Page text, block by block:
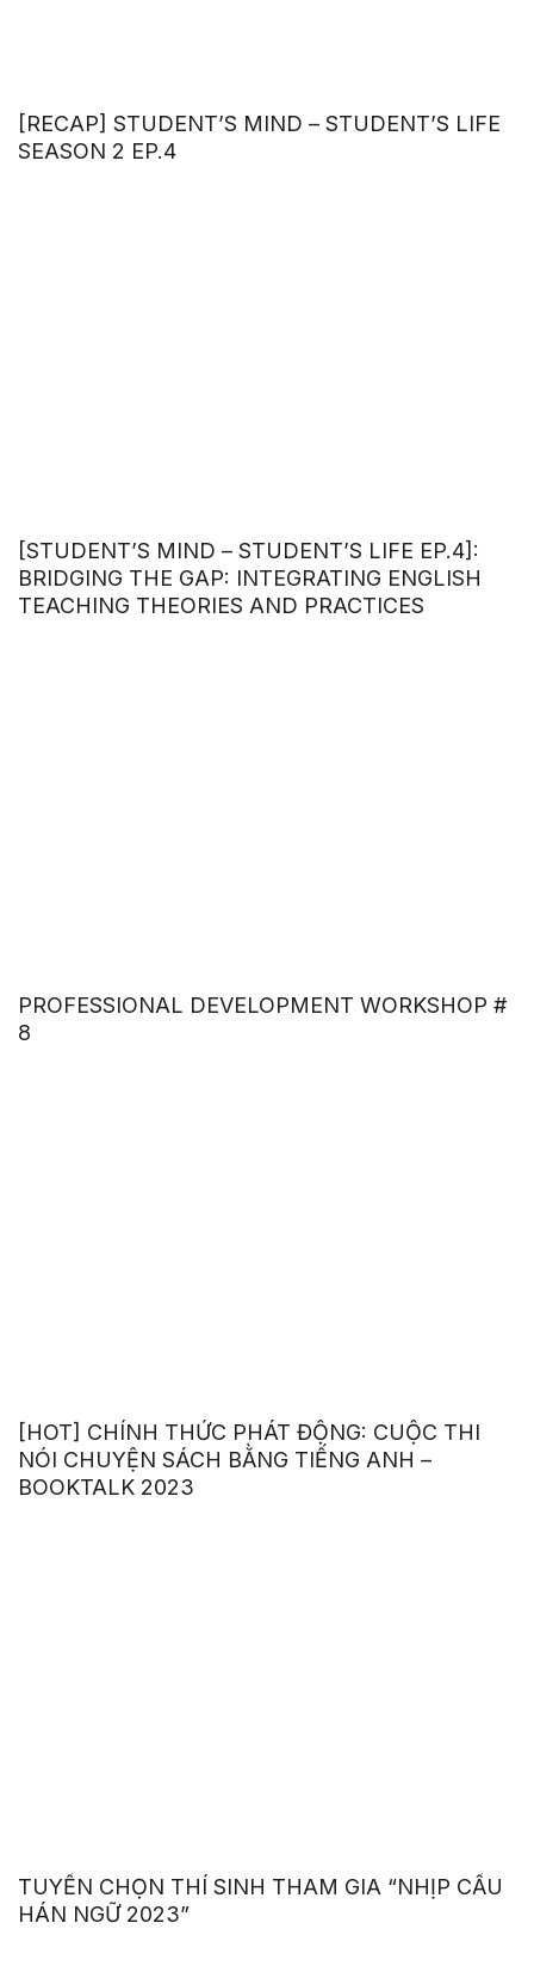
[RECAP] STUDENT’S MIND – STUDENT’S LIFE
SEASON 2 EP.4
[STUDENT’S MIND – STUDENT’S LIFE EP.4]:
BRIDGING THE GAP: INTEGRATING ENGLISH
TEACHING THEORIES AND PRACTICES
PROFESSIONAL DEVELOPMENT WORKSHOP #
8
[HOT] CHÍNH THỨC PHÁT ĐỘNG: CUỘC THI
NÓI CHUYỆN SÁCH BẰNG TIẾNG ANH –
BOOKTALK 2023
TUYỂN CHỌN THÍ SINH THAM GIA “NHỊP CẦU
HÁN NGỮ 2023”